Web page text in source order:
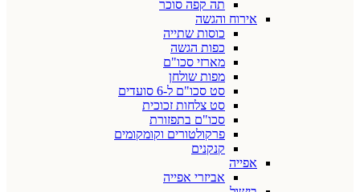
תה קפה סוכר
אירוח והגשה
כוסות שתייה
כפות הגשה
מארזי סכו"ם
מפות שולחן
סט סכו"ם ל-6 סועדים
סט צלחות זכוכית
סכו"ם בתפזורת
פרקולטורים וקומקומים
קנקנים
אפייה
אביזרי אפייה